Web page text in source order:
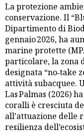
La protezione
conservazione. Il
Dipartimento di
gennaio 2026, ha
marine protette
particolare, la zona
designata “no‑take
attività subacquee.
Las Palmas (2026)
coralli è cresciuta
all’attuazione delle
resilienza